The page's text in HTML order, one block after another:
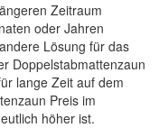
Zeitraum
oder Jahren
Lösung für das
Doppelstabmattenzaun
lange Zeit auf dem
Preis im
höher ist.